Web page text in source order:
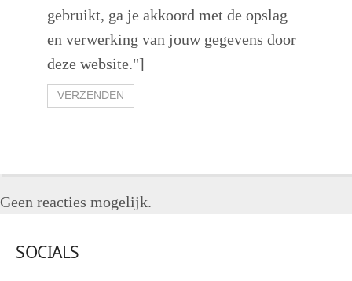
gebruikt, ga je akkoord met de opslag
en verwerking van jouw gegevens door
deze website."]
Geen reacties mogelijk.
SOCIALS